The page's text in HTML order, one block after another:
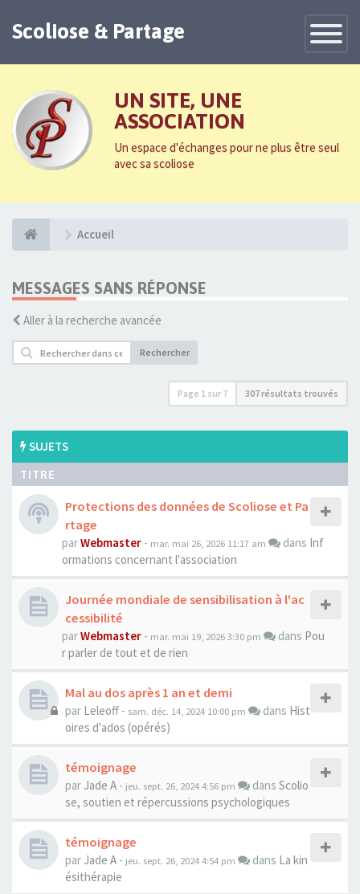
Toggle
Scoliose & Partage
UN SITE, UNE
ASSOCIATION
Un espace d'échanges pour ne plus être seul
avec sa scoliose
Accueil
MESSAGES SANS RÉPONSE
Aller à la recherche avancée
Rechercher
Page 1 sur 7 307 résultats trouvés
SUJETS
TITRE
Protections des données de Scoliose et Pa
rtage
parWebmaster - mar. mai 26, 2026 11:17 am dans Inf
ormations concernant l'association
Journée mondiale de sensibilisation à l'ac
cessibilité
parWebmaster - mar. mai 19, 2026 3:30 pm dans Pou
r parler de tout et de rien
Mal au dos après 1 an et demi
par Leleoff - sam. déc. 14, 2024 10:00 pm dans Hist
oires d'ados (opérés)
témoignage
par Jade A - jeu. sept. 26, 2024 4:56 pm dans Scolio
se, soutien et répercussions psychologiques
témoignage
par Jade A - jeu. sept. 26, 2024 4:54 pm dans La kin
ésithérapie